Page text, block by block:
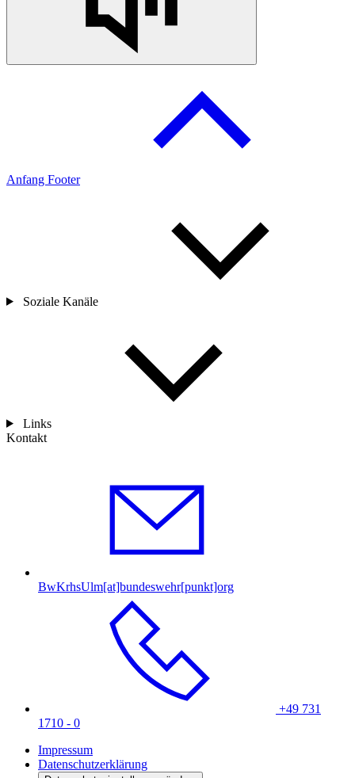
Anfang Footer
Soziale Kanäle
Links
Kontakt
BwKrhsUlm[at]bundeswehr[punkt]org
+49 731
1710 - 0
Impressum
Datenschutzerklärung